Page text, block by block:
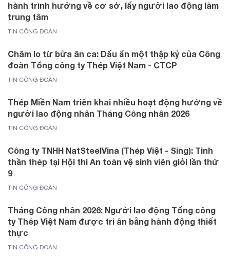
hành trình hướng về cơ sở, lấy người lao động làm
trung tâm
TIN CÔNG ĐOÀN
Chăm lo từ bữa ăn ca: Dấu ấn một thập kỷ của Công
đoàn Tổng công ty Thép Việt Nam - CTCP
TIN CÔNG ĐOÀN
Thép Miền Nam triển khai nhiều hoạt động hướng về
người lao động nhân Tháng Công nhân 2026
TIN CÔNG ĐOÀN
Công ty TNHH NatSteelVina (Thép Việt - Sing): Tinh
thần thép tại Hội thi An toàn vệ sinh viên giỏi lần thứ
9
TIN CÔNG ĐOÀN
Tháng Công nhân 2026: Người lao động Tổng công
ty Thép Việt Nam được tri ân bằng hành động thiết
thực
TIN CÔNG ĐOÀN